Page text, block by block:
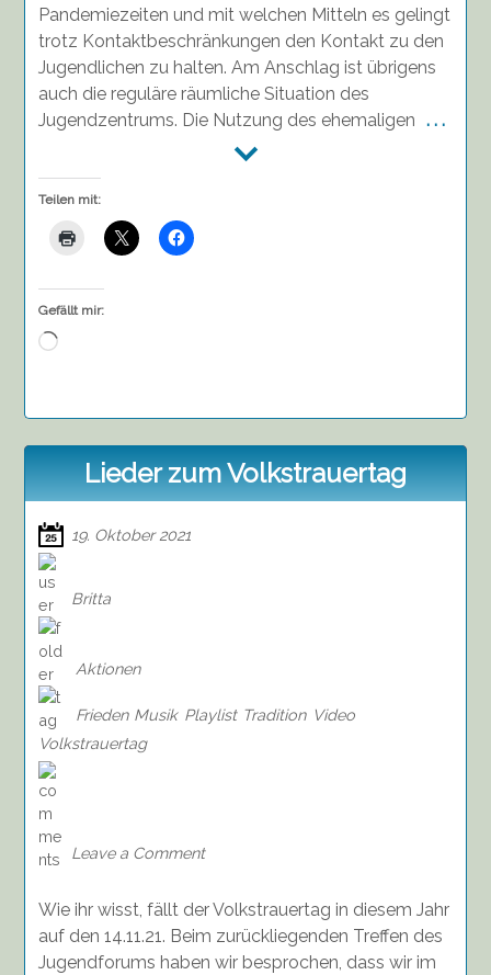
Pandemiezeiten und mit welchen Mitteln es gelingt
trotz Kontaktbeschränkungen den Kontakt zu den
Jugendlichen zu halten. Am Anschlag ist übrigens
auch die reguläre räumliche Situation des
Jugendzentrums. Die Nutzung des ehemaligen . . .
Teilen mit:
Gefällt mir:
Wird
Lieder zum Volkstrauertag
19. Oktober 2021
Britta
Aktionen
Frieden Musik Playlist Tradition Video
Volkstrauertag
Leave a Comment
Wie ihr wisst, fällt der Volkstrauertag in diesem Jahr
auf den 14.11.21. Beim zurückliegenden Treffen des
Jugendforums haben wir besprochen, dass wir im